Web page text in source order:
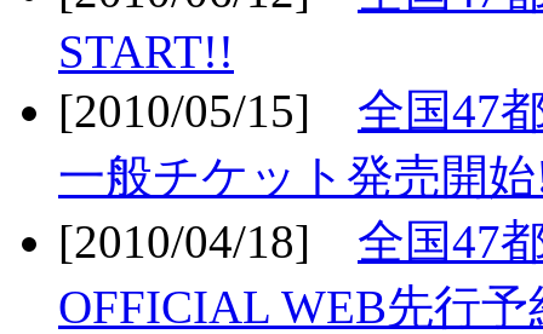
START!!
[2010/05/15] 全国47
一般チケット発売開
[2010/04/18] 全国47
OFFICIAL WEB先行